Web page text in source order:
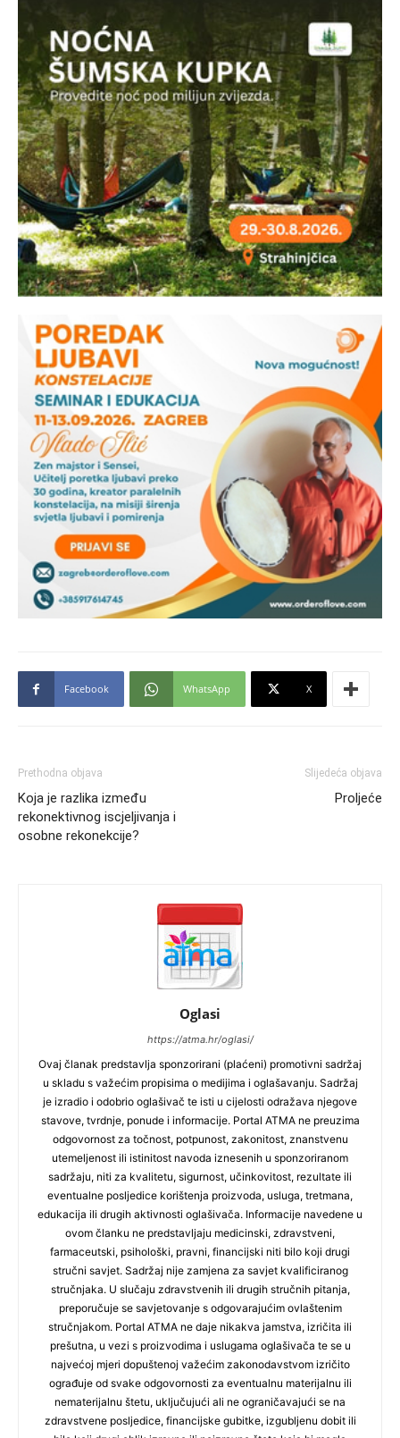
Facebook WhatsApp X
Prethodna objava
Koja je razlika između
rekonektivnog iscjeljivanja i
osobne rekonekcije?
Slijedeća objava
Proljeće
Oglasi
https://atma.hr/oglasi/
Ovaj članak predstavlja sponzorirani (plaćeni) promotivni sadržaj
u skladu s važećim propisima o medijima i oglašavanju. Sadržaj
je izradio i odobrio oglašivač te isti u cijelosti odražava njegove
stavove, tvrdnje, ponude i informacije. Portal ATMA ne preuzima
odgovornost za točnost, potpunost, zakonitost, znanstvenu
utemeljenost ili istinitost navoda iznesenih u sponzoriranom
sadržaju, niti za kvalitetu, sigurnost, učinkovitost, rezultate ili
eventualne posljedice korištenja proizvoda, usluga, tretmana,
edukacija ili drugih aktivnosti oglašivača. Informacije navedene u
ovom članku ne predstavljaju medicinski, zdravstveni,
farmaceutski, psihološki, pravni, financijski niti bilo koji drugi
stručni savjet. Sadržaj nije zamjena za savjet kvalificiranog
stručnjaka. U slučaju zdravstvenih ili drugih stručnih pitanja,
preporučuje se savjetovanje s odgovarajućim ovlaštenim
stručnjakom. Portal ATMA ne daje nikakva jamstva, izričita ili
prešutna, u vezi s proizvodima i uslugama oglašivača te se u
najvećoj mjeri dopuštenoj važećim zakonodavstvom izričito
ograđuje od svake odgovornosti za eventualnu materijalnu ili
nematerijalnu štetu, uključujući ali ne ograničavajući se na
zdravstvene posljedice, financijske gubitke, izgubljenu dobit ili